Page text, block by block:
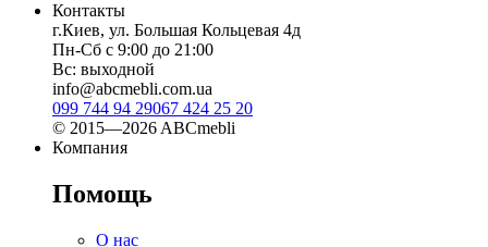
Контакты
г.Киев, ул. Большая Кольцевая 4д
Пн-Сб с 9:00 до 21:00
Вс: выходной
info@abcmebli.com.ua
099 744 94 29067 424 25 20
© 2015—2026 ABCmebli
Компания
Помощь
О нас